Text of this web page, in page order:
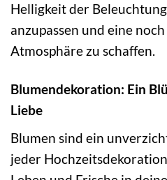
Helligkeit der
anzupassen und eine
Atmosphäre zu schaffen.
Blumendekoration: Ein
Liebe
Blumen sind ein
jeder